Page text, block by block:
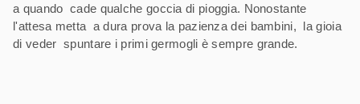
a quando cade qualche goccia di pioggia. Nonostante
l'attesa metta a dura prova la pazienza dei bambini, la gioia
di veder spuntare i primi germogli è sempre grande.